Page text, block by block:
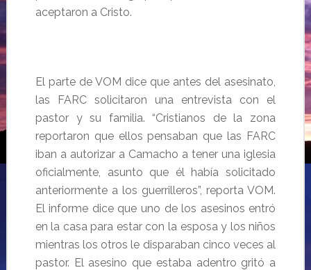
aceptaron a Cristo.
El parte de VOM dice que antes del asesinato,
las FARC solicitaron una entrevista con el
pastor y su familia. “Cristianos de la zona
reportaron que ellos pensaban que las FARC
iban a autorizar a Camacho a tener una iglesia
oficialmente, asunto que él había solicitado
anteriormente a los guerrilleros”, reporta VOM.
El informe dice que uno de los asesinos entró
en la casa para estar con la esposa y los niños
mientras los otros le disparaban cinco veces al
pastor. El asesino que estaba adentro gritó a